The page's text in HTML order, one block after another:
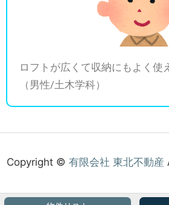
ロフトが広くて収納にもよく使
（男性/土木学科）
Copyright © 有限会社 東北不動産